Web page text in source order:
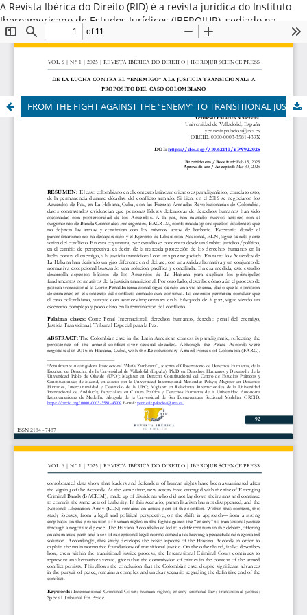
A Revista Ibérica do Direito (RID) é a revista jurídica do Instituto
Iberoamericano de Estudos Jurídicos (IBEROJUR), sediado na
Cidade do Porto, Portugal. Promove a difusão do conhecimento
jurídico iberoamericano nas variadas vertentes do Direito Público
e Direito Privado, valorizando estudos que destacam o direito
comparado iberoamericano ou aqueles originários dos países da
América Latina, Espanha e Portugal. ISSN: 2184-7487
FROM THE FIGHT AGAINST THE “ENEMY” TO TRANSITIONAL JUSTICE: ON THE COLOMBIAN CASE